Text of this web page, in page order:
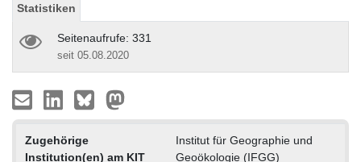
Statistiken
Seitenaufrufe: 331
seit 05.08.2020
Zugehörige
Institution(en) am KIT
Institut für Geographie und
Geoökologie (IFGG)